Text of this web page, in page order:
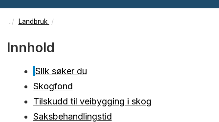
Landbruk
Innhold
Slik søker du
Skogfond
Tilskudd til veibygging i skog
Saksbehandlingstid